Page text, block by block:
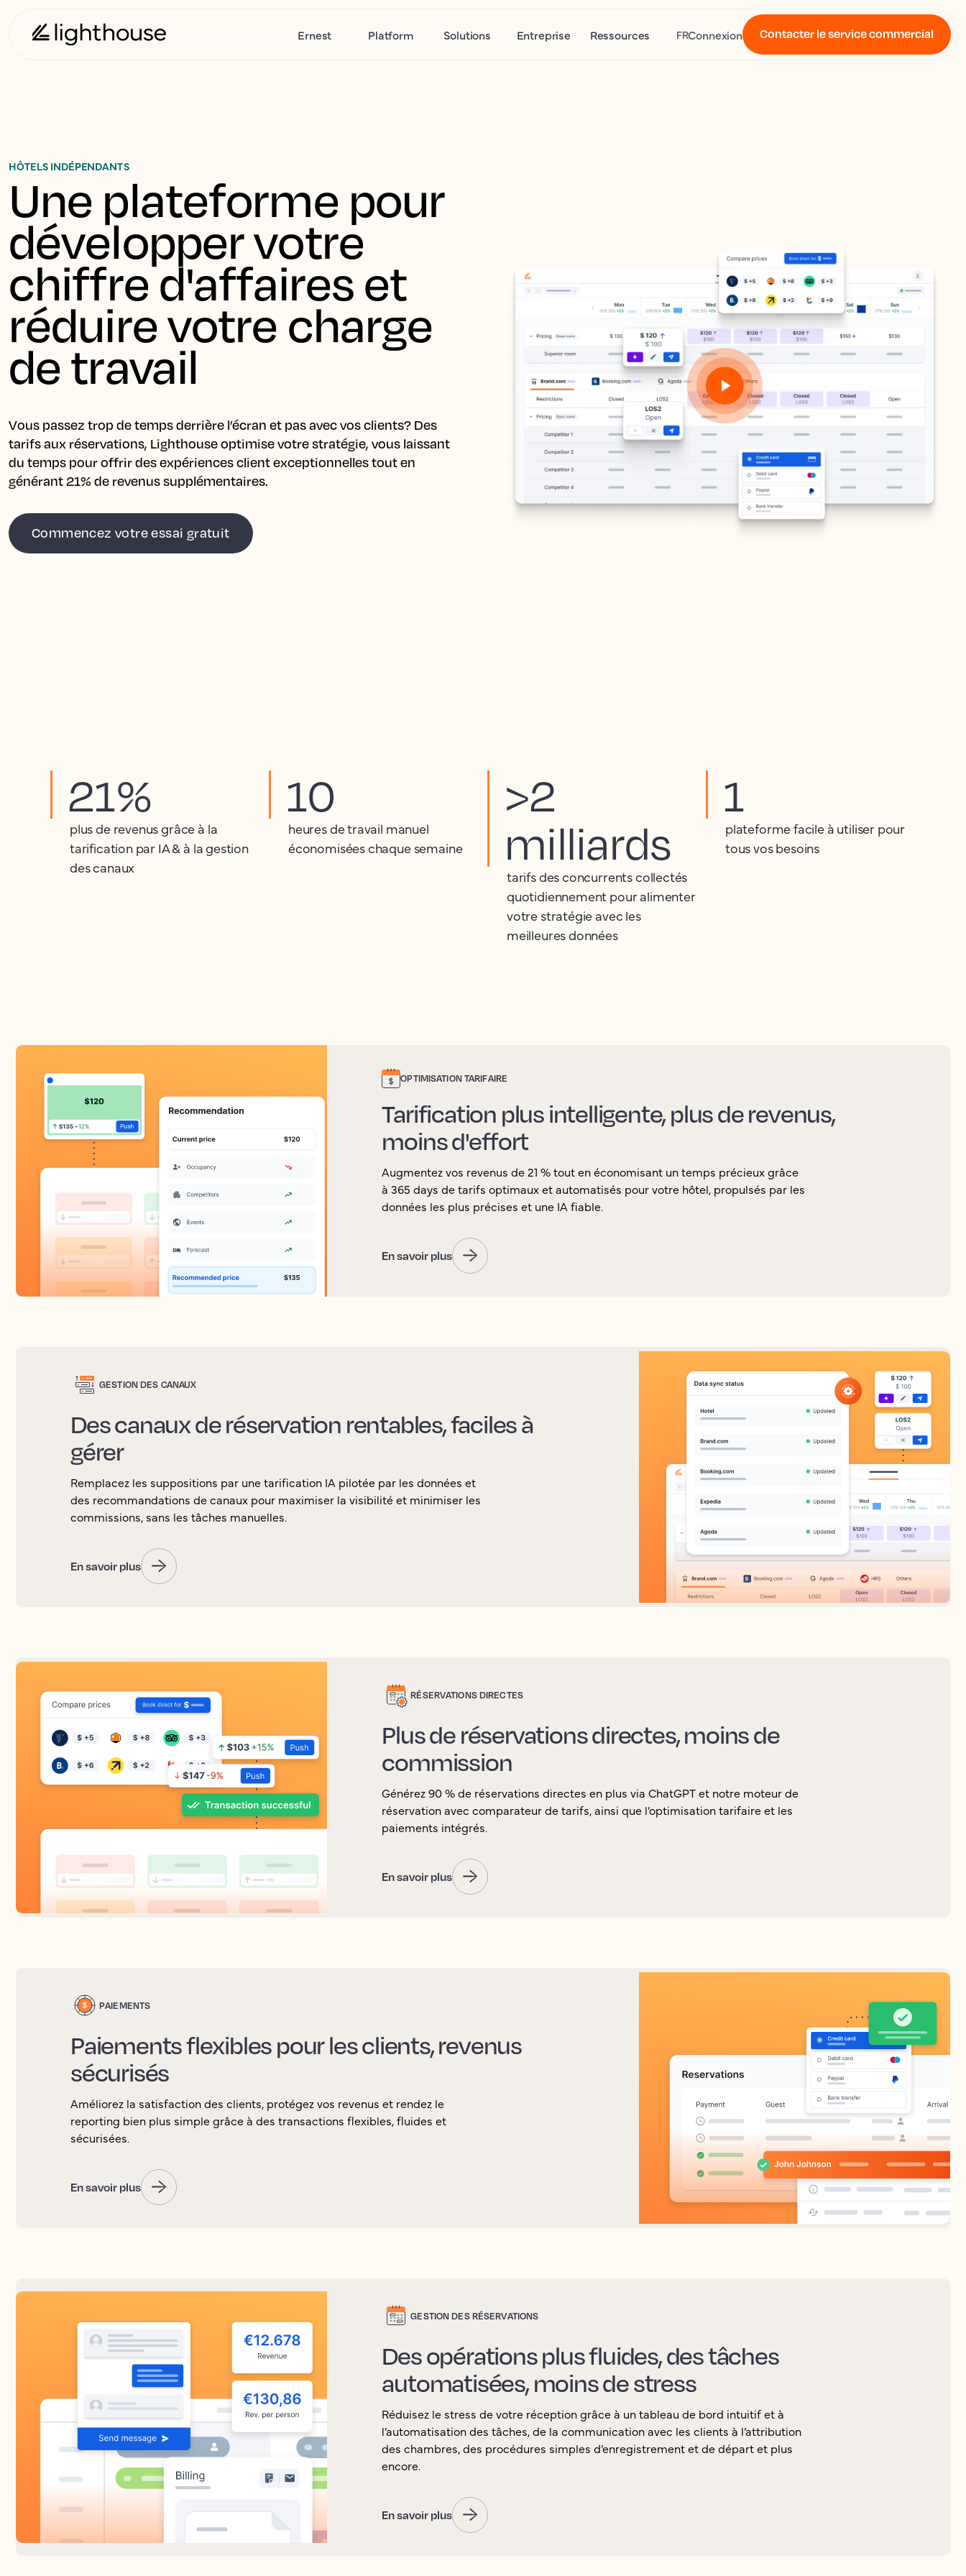
Ernest Platform Solutions Entreprise Ressources FRConnexion Contacter le service commercial
HÔTELS INDÉPENDANTS
Une plateforme pour
développer votre
chiffre d'affaires et
réduire votre charge
de travail
Vous passez trop de temps derrière l’écran et pas avec vos clients? Des
tarifs aux réservations, Lighthouse optimise votre stratégie, vous laissant
du temps pour offrir des expériences client exceptionnelles tout en
générant 21% de revenus supplémentaires.
Commencez votre essai gratuit
21%
plus de revenus grâce à la
tarification par IA & à la gestion
des canaux
10
heures de travail manuel
économisées chaque semaine
>2
milliards
tarifs des concurrents collectés
quotidiennement pour alimenter
votre stratégie avec les
meilleures données
1
plateforme facile à utiliser pour
tous vos besoins
OPTIMISATION TARIFAIRE
Tarification plus intelligente, plus de revenus,
moins d'effort
Augmentez vos revenus de 21 % tout en économisant un temps précieux grâce
à 365 days de tarifs optimaux et automatisés pour votre hôtel, propulsés par les
données les plus précises et une IA fiable.
En savoir plus
GESTION DES CANAUX
Des canaux de réservation rentables, faciles à
gérer
Remplacez les suppositions par une tarification IA pilotée par les données et
des recommandations de canaux pour maximiser la visibilité et minimiser les
commissions, sans les tâches manuelles.
En savoir plus
RÉSERVATIONS DIRECTES
Plus de réservations directes, moins de
commission
Générez 90 % de réservations directes en plus via ChatGPT et notre moteur de
réservation avec comparateur de tarifs, ainsi que l’optimisation tarifaire et les
paiements intégrés.
En savoir plus
PAIEMENTS
Paiements flexibles pour les clients, revenus
sécurisés
Améliorez la satisfaction des clients, protégez vos revenus et rendez le
reporting bien plus simple grâce à des transactions flexibles, fluides et
sécurisées.
En savoir plus
GESTION DES RÉSERVATIONS
Des opérations plus fluides, des tâches
automatisées, moins de stress
Réduisez le stress de votre réception grâce à un tableau de bord intuitif et à
l’automatisation des tâches, de la communication avec les clients à l’attribution
des chambres, des procédures simples d’enregistrement et de départ et plus
encore.
En savoir plus